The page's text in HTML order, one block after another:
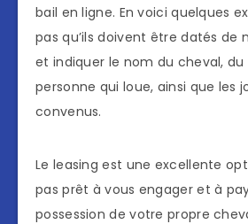
bail en ligne. En voici quelques
pas qu’ils doivent être datés de
et indiquer le nom du cheval, du
personne qui loue, ainsi que les
convenus.
Le leasing est une excellente
pas prêt à vous engager et à
possession de votre propre